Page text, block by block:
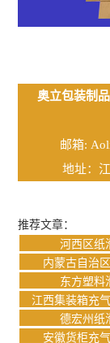
奥立包装制
邮箱:
地址：
推荐文章：
河西区纸
内蒙古自治
东方塑料
江西集装箱充
德宏州纸
安徽货柜充